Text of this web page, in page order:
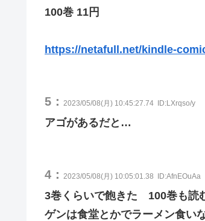
100巻 11円
https://netafull.net/kindle-
5： 2023/05/08(月) 10:45:27.74 ID:LXrqso/y
アゴがあるだと…
4： 2023/05/08(月) 10:05:01.38 ID:AfnEOuAa
3巻くらいで飽きた 100巻も読
ゲンは食堂とかでラーメン食い